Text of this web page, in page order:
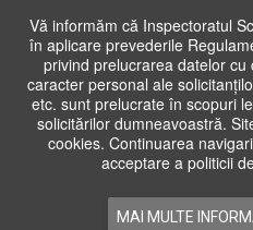
Vă informăm că Inspectoratul
în aplicare prevederile
privind prelucrarea datelor
caracter personal ale
etc. sunt prelucrate în scopuri
solicitărilor dumneavoastră.
cookies. Continuarea
acceptare a politicii
MAI MULTE
Cauta
in
siteAcasa Cadre
Examene Naționale